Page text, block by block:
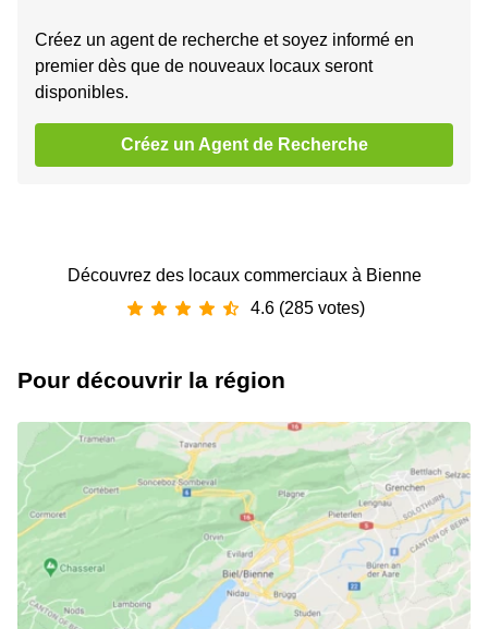
Créez un agent de recherche et soyez informé en
premier dès que de nouveaux locaux seront
disponibles.
Créez un Agent de Recherche
Découvrez des locaux commerciaux à Bienne
4.6 (285 votes)
Pour découvrir la région